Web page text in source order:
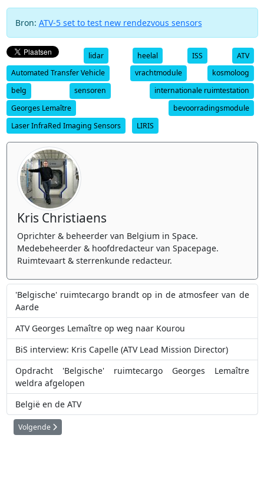
Bron: ATV-5 set to test new rendezvous sensors
lidar heelal ISS
ATV
Automated Transfer Vehicle
vrachtmodule
kosmoloog
belg
sensoren
internationale ruimtestation
Georges Lemaître
bevoorradingsmodule
Laser InfraRed Imaging Sensors
LIRIS
Kris Christiaens
Oprichter & beheerder van Belgium in Space.
Medebeheerder & hoofdredacteur van Spacepage.
Ruimtevaart & sterrenkunde redacteur.
'Belgische' ruimtecargo brandt op in de atmosfeer van de
Aarde
ATV Georges Lemaître op weg naar Kourou
BiS interview: Kris Capelle (ATV Lead Mission Director)
Opdracht 'Belgische' ruimtecargo Georges Lemaître
weldra afgelopen
België en de ATV
Volgende artikel: ATV Georges Lemaître op weg naar Kourou
Volgende